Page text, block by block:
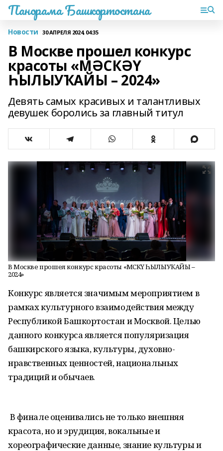
Панорама Башкортостана
Новости 30 АПРЕЛЯ 2024, 04:35
В Москве прошел конкурс
красоты «МӘСКӘҮ
ҺЫЛЫУҠАЙЫ – 2024»
Девять самых красивых и талантливых
девушек боролись за главный титул
В Москве прошел конкурс красоты «МӘСКӘҮ ҺЫЛЫУҠАЙЫ –
2024»
Конкурс является значимым мероприятием в
рамках культурного взаимодействия между
Республикой Башкортостан и Москвой. Целью
данного конкурса является популяризация
башкирского языка, культуры, духовно-
нравственных ценностей, национальных
традиций и обычаев.
В финале оценивались не только внешняя
красота, но и эрудиция, вокальные и
хореографические данные, знание культуры и